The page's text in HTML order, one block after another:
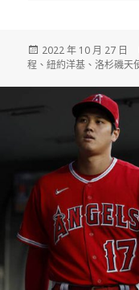
發
佈
2022 年 10 月 27 日
程 、紐約洋基 、洛杉磯天